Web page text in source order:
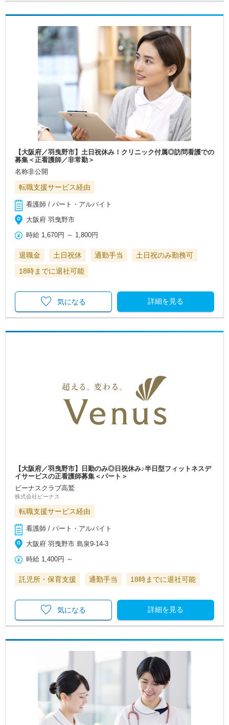
【大阪府／羽曳野市】土日祝休み！クリニック付属◎訪問看護での
募集＜正看護師／非常勤＞
名称非公開
転職支援サービス経由
看護師 / パート・アルバイト
大阪府 羽曳野市
時給 1,670円 ～ 1,800円
退職金 土日祝休 通勤手当
土日祝のみ勤務可
18時までに退社可能
詳細を見る
気になる
【大阪府／羽曳野市】日勤のみ◎日祝休み♪半日型フィットネスデ
イサービスの正看護師募集＜パート＞
ビーナスクラブ高鷲
株式会社ビーナス
転職支援サービス経由
看護師 / パート・アルバイト
大阪府 羽曳野市 島泉9-14-3
時給 1,400円 ～
託児所・保育支援 通勤手当 18時までに退社可能
詳細を見る
気になる